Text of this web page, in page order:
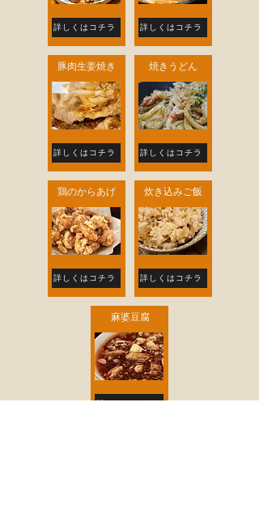
詳しくはコチラ
豚肉生姜焼き
詳しくはコチラ
鶏のからあげ
詳しくはコチラ
詳しくはコチラ
焼きうどん
詳しくはコチラ
炊き込みご飯
詳しくはコチラ
麻婆豆腐
詳しくはコチラ